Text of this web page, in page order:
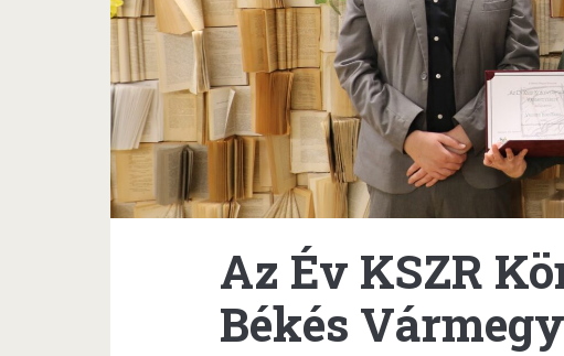
Az Év KSZR
Békés